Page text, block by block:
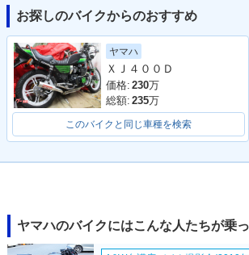
お探しのバイクからのおすすめ
ヤマハ
ＸＪ４００Ｄ
価格: 230万
総額: 235万
このバイクと同じ車種を検索
ヤマハのバイクにはこんな人たちが乗